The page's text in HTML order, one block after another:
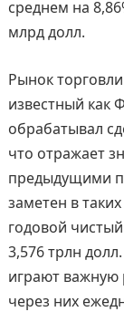
среднем на
млрд долл.
Рынок
известный как
обрабатывал
что отражает
предыдущими
заметен в
годовой
3,576 трлн
играют важную
через них